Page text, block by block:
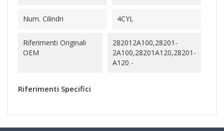
Num. Cilindri 4CYL
Riferimenti Originali
OEM
282012A100,28201-
2A100,28201A120,28201-
A120 -
Riferimenti Specifici